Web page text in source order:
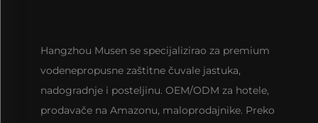
Hangzhou Musen se specijalizirao za premium
vodenepropusne zaštitne čuvale jastuka,
nadogradnje i posteljinu. OEM/ODM za hotele,
prodavače na Amazonu, maloprodajnike. Preko